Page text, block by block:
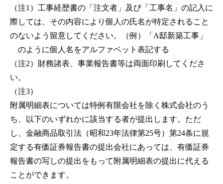
（注1）工事経歴書の「注文者」及び「工事名」の記入に
際しては、その内容により個人の氏名が特定されること
のないよう留意してください。（例）「A邸新築工事」
のように個人名をアルファベット表記する
（注2）財務諸表、事業報告書等は両面印刷してくださ
い。
（注3）
附属明細表については特例有限会社を除く株式会社のう
ち、以下のいずれかに該当する者が提出します。ただ
し、金融商品取引法（昭和23年法律第25号）第24条に規
定する有価証券報告書の提出会社にあっては、有価証券
報告書の写しの提出をもって附属明細表の提出に代える
ことができます。